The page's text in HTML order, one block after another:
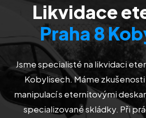
Vyklízení
Stěhování
Malování
Deratizace a dezinsekce
Likvidace
Praha 8
Jsme specialisté na likvidaci
Kobylisech. Máme
manipulací s eternitovými
specializované skládky. Při